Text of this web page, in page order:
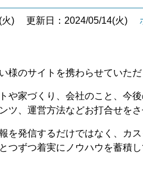
) 更新日：2024/05/14(火)
様のサイトを携わらせていただ
や家づくり、会社のこと、今
ツ、運営方法などお打合せをさ
を発信するだけではなく、カ
つずつ着実にノウハウを蓄積